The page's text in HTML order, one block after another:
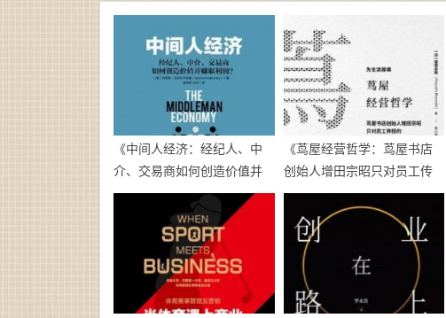
《中间人经济：经纪人、中
介、交易商如何创造价值并
赚取利润》[美]玛丽娜·克拉科
夫斯基-epub+mobi+azw3
《茑屋经营哲学：茑屋书店
创始人增田宗昭只对员工传
授的商业思考》【日】增田
宗昭-epub